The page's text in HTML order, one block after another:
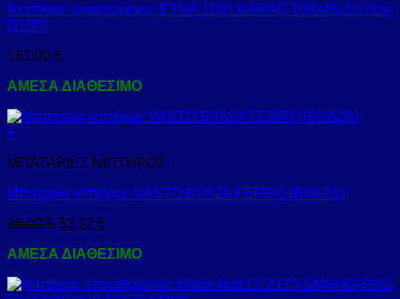
Νιπτήρας αναρτώμενος ETNA 1100 KARAG 100x45x16,5cm
(1100)
161,00 €
ΑΜΕΣΑ ΔΙΑΘΕΣΙΜΟ
+
ΜΠΑΤΑΡΙΕΣ ΝΙΠΤΗΡΟΣ
Μπαταρία νιπτήρος VASTO BVA2A FERRO (BVA2A)
36,00€ 33,12 €
ΑΜΕΣΑ ΔΙΑΘΕΣΙΜΟ